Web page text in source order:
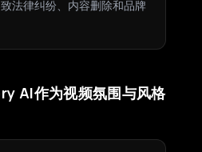
法律纠纷、内容删除和品牌
AI作为视频氛围与风格